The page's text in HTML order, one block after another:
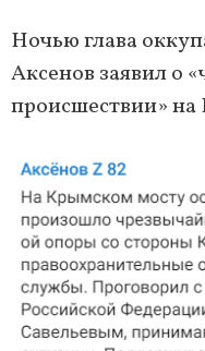
Ночью глава
Аксенов заявил о
происшествии» на